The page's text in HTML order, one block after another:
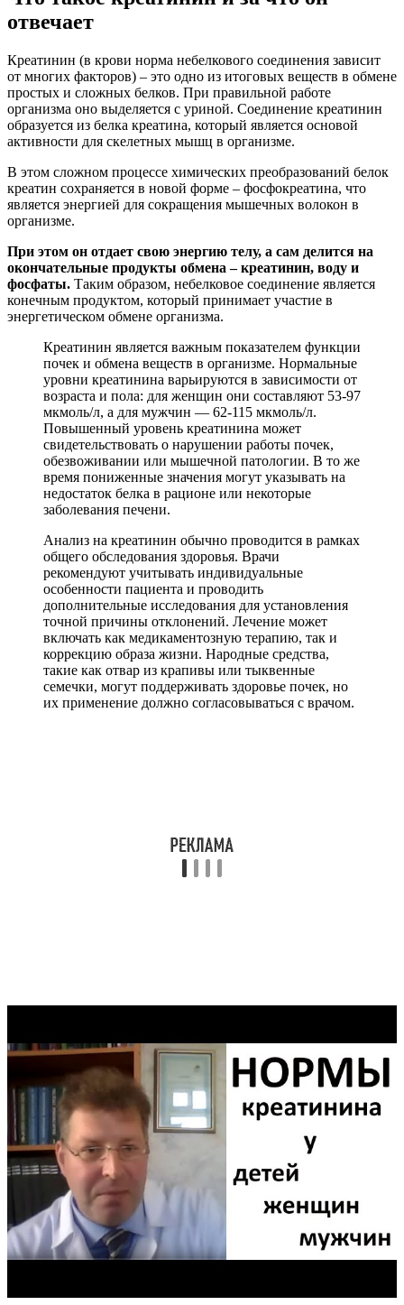
отвечает
Креатинин (в крови норма небелкового соединения зависит
от многих факторов) – это одно из итоговых веществ в обмене
простых и сложных белков. При правильной работе
организма оно выделяется с уриной. Соединение креатинин
образуется из белка креатина, который является основой
активности для скелетных мышц в организме.
В этом сложном процессе химических преобразований белок
креатин сохраняется в новой форме – фосфокреатина, что
является энергией для сокращения мышечных волокон в
организме.
При этом он отдает свою энергию телу, а сам делится на
окончательные продукты обмена – креатинин, воду и
фосфаты. Таким образом, небелковое соединение является
конечным продуктом, который принимает участие в
энергетическом обмене организма.
Креатинин является важным показателем функции
почек и обмена веществ в организме. Нормальные
уровни креатинина варьируются в зависимости от
возраста и пола: для женщин они составляют 53-97
мкмоль/л, а для мужчин — 62-115 мкмоль/л.
Повышенный уровень креатинина может
свидетельствовать о нарушении работы почек,
обезвоживании или мышечной патологии. В то же
время пониженные значения могут указывать на
недостаток белка в рационе или некоторые
заболевания печени.
Анализ на креатинин обычно проводится в рамках
общего обследования здоровья. Врачи
рекомендуют учитывать индивидуальные
особенности пациента и проводить
дополнительные исследования для установления
точной причины отклонений. Лечение может
включать как медикаментозную терапию, так и
коррекцию образа жизни. Народные средства,
такие как отвар из крапивы или тыквенные
семечки, могут поддерживать здоровье почек, но
их применение должно согласовываться с врачом.